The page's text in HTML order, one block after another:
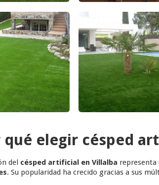
qué elegir césped
del césped artificial en Villalba representa
. Su popularidad ha crecido gracias a sus